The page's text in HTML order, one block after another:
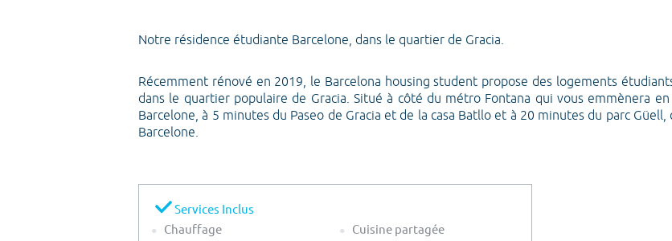
Notre résidence étudiante Barcelone, dans le quartier de Gracia.
Récemment rénové en 2019, le Barcelona housing student propose des logements
dans le quartier populaire de Gracia. Situé à côté du métro Fontana qui vous emmènera
Barcelone, à 5 minutes du Paseo de Gracia et de la casa Batllo et à 20 minutes du parc
Barcelone.
Services Inclus
Chauffage
Cuisine partagée